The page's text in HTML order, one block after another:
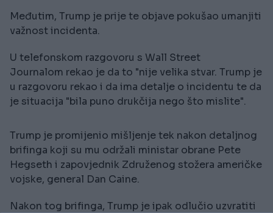
Međutim, Trump je prije te objave pokušao umanjiti
važnost incidenta.
U telefonskom razgovoru s Wall Street
Journalom rekao je da to "nije velika stvar. Trump je
u razgovoru rekao i da ima detalje o incidentu te da
je situacija "bila puno drukčija nego što mislite".
Trump je promijenio mišljenje tek nakon detaljnog
brifinga koji su mu održali ministar obrane Pete
Hegseth i zapovjednik Združenog stožera američke
vojske, general Dan Caine.
Nakon tog brifinga, Trump je ipak odlučio uzvratiti